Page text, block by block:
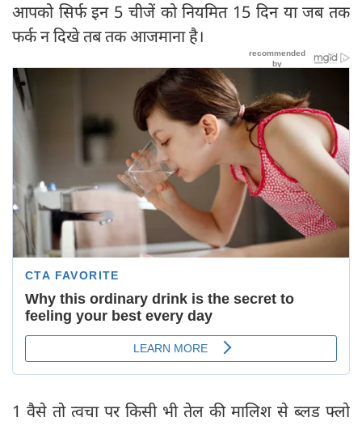
आपको सिर्फ इन 5 चीजें को नियमित 15 दिन या जब तक
फर्क न दिखे तब तक आजमाना है।
1 वैसे तो त्वचा पर किसी भी तेल की मालिश से ब्लड फ्लो